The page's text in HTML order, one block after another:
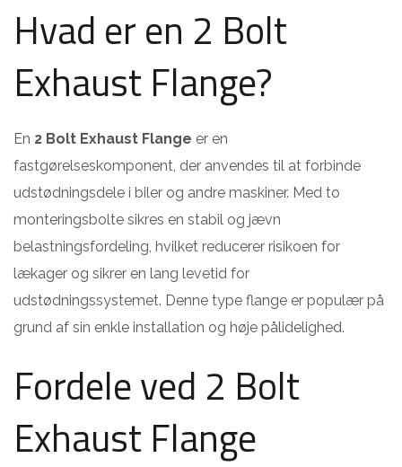
Hvad er en 2 Bolt
Exhaust Flange?
En 2 Bolt Exhaust Flange er en
fastgørelseskomponent, der anvendes til at forbinde
udstødningsdele i biler og andre maskiner. Med to
monteringsbolte sikres en stabil og jævn
belastningsfordeling, hvilket reducerer risikoen for
lækager og sikrer en lang levetid for
udstødningssystemet. Denne type flange er populær på
grund af sin enkle installation og høje pålidelighed.
Fordele ved 2 Bolt
Exhaust Flange